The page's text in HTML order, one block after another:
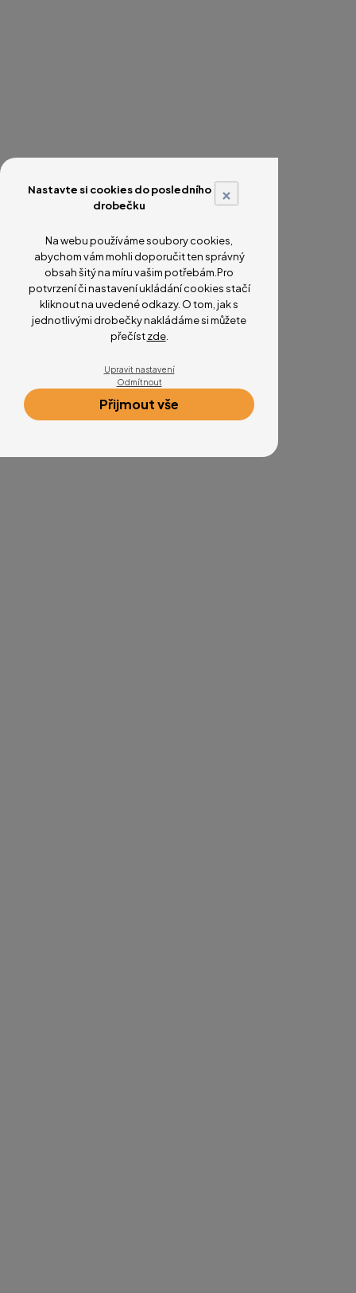
×
Nastavte si cookies do posledního
drobečku
Na webu používáme soubory cookies,
abychom vám mohli doporučit ten správný
obsah šitý na míru vašim potřebám.Pro
potvrzení či nastavení ukládání cookies stačí
kliknout na uvedené odkazy. O tom, jak s
jednotlivými drobečky nakládáme si můžete
přečístzde.
Upravit nastavení
Odmítnout
Přijmout vše